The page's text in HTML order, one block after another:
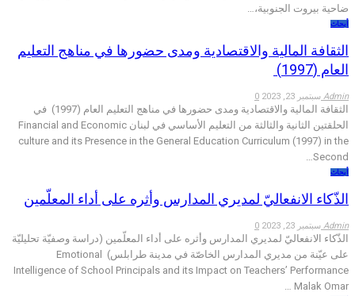
ضاحية بيروت الجنوبية،…
أبحاث
الثقافة المالية والاقتصادية ومدى حضورها في مناهج التعليم
العام (1997)
Admin سبتمبر 23, 2023 0
الثقافة المالية والاقتصادية ومدى حضورها في مناهج التعليم العام (1997) في
الحلقتين الثانية والثالثة من التعليم الأساسي في لبنان Financial and Economic
culture and its Presence in the General Education Curriculum (1997) in the
Second…
أبحاث
الذّكاء الانفعاليّ لمديري المدارس وأثره على أداء المعلّمين
Admin سبتمبر 23, 2023 0
الذّكاء الانفعاليّ لمديري المدارس وأثره على أداء المعلّمين (دراسة وصفيّة تحليليّة
على عيّنة من مديري المدارس الخاصّة في مدينة طرابلس) Emotional
Intelligence of School Principals and its Impact on Teachers’ Performance
Malak Omar…